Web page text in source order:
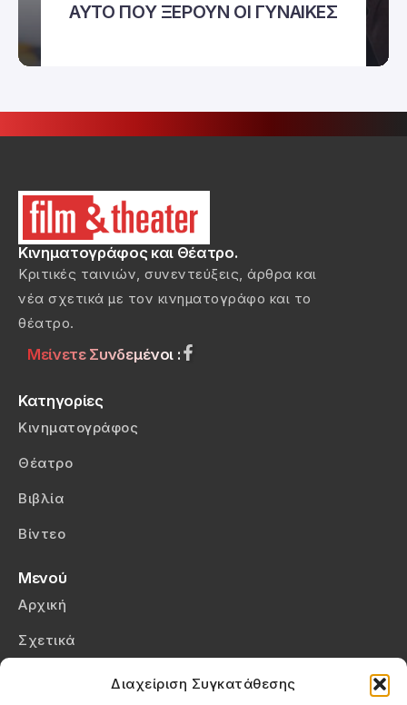
Διαχείριση Συγκατάθεσης
ΑΥΤΟ ΠΟΥ ΞΕΡΟΥΝ ΟΙ ΓΥΝΑΙΚΕΣ
Κινηματογράφος και Θέατρο.
Κριτικές ταινιών, συνεντεύξεις, άρθρα και
νέα σχετικά με τον κινηματογράφο και το
θέατρο.
Μείνετε Συνδεμένοι :
Κατηγορίες
Κινηματογράφος
Θέατρο
Βιβλία
Βίντεο
Μενού
Αρχική
Σχετικά